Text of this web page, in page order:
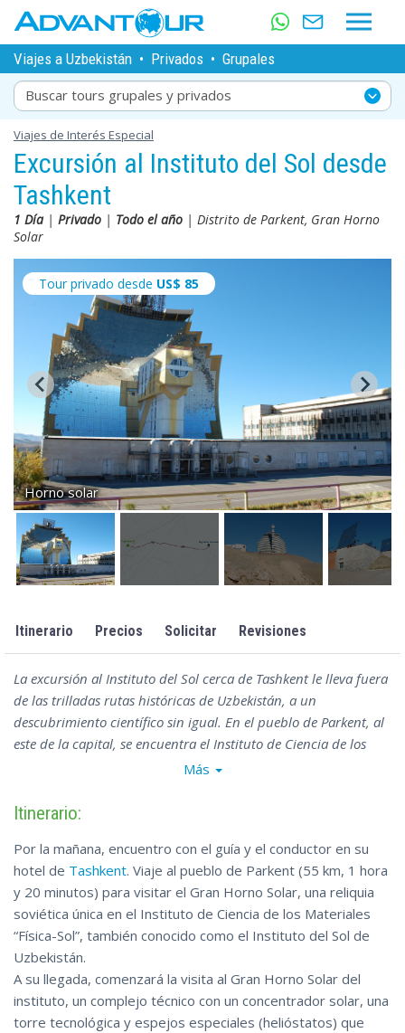
Viajes a Uzbekistán • Privados • Grupales
Buscar tours grupales y privados
Viajes de Interés Especial
Excursión al Instituto del Sol desde
Tashkent
1 Día| Privado | Todo el año | Distrito de Parkent, Gran Horno
Solar
Tour privado desde US$ 85
Horno solar
Itinerario Precios Solicitar Revisiones
La excursión al Instituto del Sol cerca de Tashkent le lleva fuera
de las trilladas rutas históricas de Uzbekistán, a un
descubrimiento científico sin igual. En el pueblo de Parkent, al
este de la capital, se encuentra el Instituto de Ciencia de los
Materiales “Física-Sol”, donde funciona el llamativo Gran Horno
solar más grande del mundo y sigue siendo un centro de
Su excursión de un día al Gran Horno Solar incluirá visitas a
un campo de enormes espejos, una estación
hidrometeorológica y un pequeño museo. Subirá al
concentrador y observará el proceso de fusión de objetos a
temperaturas abrasadoras antes de disfrutar de las vistas de
las colinas cercanas. También tendrá la opción de ampliar esta
excursión con visitas a lugares de interés histórico y culinario
locales.
Más
Itinerario:
Por la mañana, encuentro con el guía y el conductor en su
hotel de Tashkent. Viaje al pueblo de Parkent (55 km, 1 hora
y 20 minutos) para visitar el Gran Horno Solar, una reliquia
soviética única en el Instituto de Ciencia de los Materiales
“Física-Sol”, también conocido como el Instituto del Sol de
Uzbekistán.
A su llegada, comenzará la visita al Gran Horno Solar del
instituto, un complejo técnico con un concentrador solar, una
torre tecnológica y espejos especiales (helióstatos) que